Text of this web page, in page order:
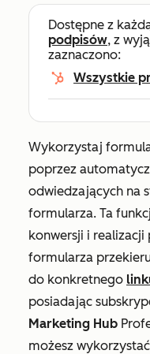
Dostępne z
podpisów, z
zaznaczono:
Wszystkie
Wykorzystaj
poprzez
odwiedzających na
formularza. Ta
konwersji i realizacji
formularza
do konkretnego
posiadając
Marketing Hub
możesz